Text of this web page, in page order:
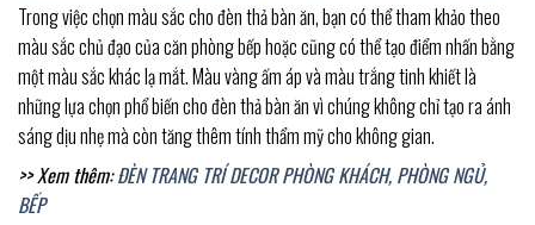
Trong việc chọn màu sắc cho đèn thả bàn ăn, bạn có thể tham khảo theo
màu sắc chủ đạo của căn phòng bếp hoặc cũng có thể tạo điểm nhấn bằng
một màu sắc khác lạ mắt. Màu vàng ấm áp và màu trắng tinh khiết là
những lựa chọn phổ biến cho đèn thả bàn ăn vì chúng không chỉ tạo ra ánh
sáng dịu nhẹ mà còn tăng thêm tính thẩm mỹ cho không gian.
>> Xem thêm:ĐÈN TRANG TRÍ DECOR PHÒNG KHÁCH, PHÒNG NGỦ,
BẾP